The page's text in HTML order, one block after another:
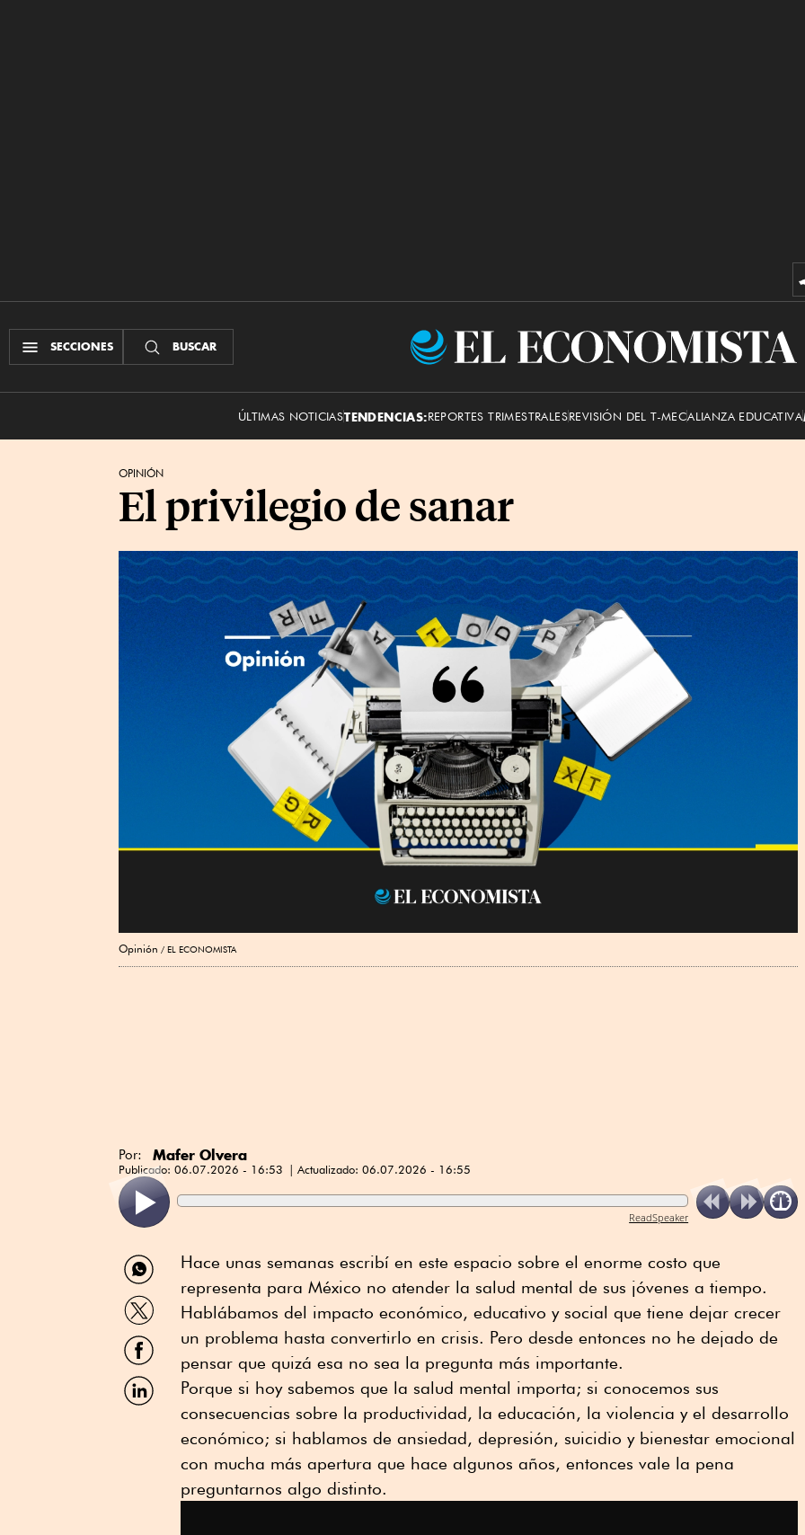
SECCIONES BUSCAR
El
ÚLTIMAS NOTICIASTENDENCIAS:REPORTES TRIMESTRALESREVISIÓN DEL T-MECALIANZA EDUCATIVA
OPINIÓN
El privilegio de sanar
Opinión EL ECONOMISTA
Por: Mafer Olvera
Publicado: 06.07.2026 - 16:53 Actualizado: 06.07.2026 - 16:55
ReadSpeaker
Compartir
por
WhatsApp
Compartir
por
Twitter
Compartir
por
Facebook
Compartir
por
Hace unas semanas escribí en este espacio sobre el enorme costo que
representa para México no atender la salud mental de sus jóvenes a tiempo.
Hablábamos del impacto económico, educativo y social que tiene dejar crecer
un problema hasta convertirlo en crisis. Pero desde entonces no he dejado de
pensar que quizá esa no sea la pregunta más importante.
Porque si hoy sabemos que la salud mental importa; si conocemos sus
consecuencias sobre la productividad, la educación, la violencia y el desarrollo
económico; si hablamos de ansiedad, depresión, suicidio y bienestar emocional
con mucha más apertura que hace algunos años, entonces vale la pena
preguntarnos algo distinto.